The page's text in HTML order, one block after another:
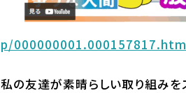
p/
私の友達が素晴らしい取り組みをス